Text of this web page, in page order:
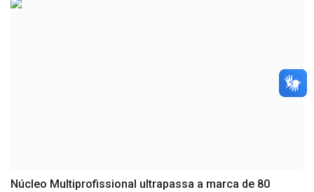
Núcleo Multiprofissional ultrapassa a marca de 80